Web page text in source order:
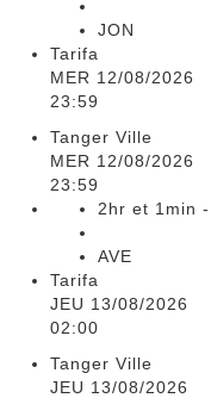
JON
Tarifa
MER 12/08/2026
23:59
Tanger Ville
MER 12/08/2026
23:59
2hr et 1min
AVE
Tarifa
JEU 13/08/2026
02:00
Tanger Ville
JEU 13/08/2026